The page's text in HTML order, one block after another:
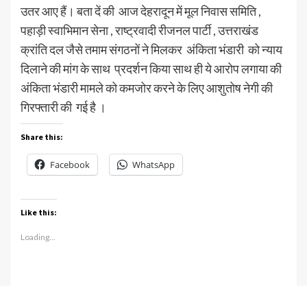
उतर आए हैं। बता दें की आज देहरादून में मूल निवास समिति ,
पहाड़ी स्वाभिमान सेना , राष्ट्रवादी रीजनल पार्टी , उत्तराखंड
क्रांति दल जैसे तमाम संगठनों ने मिलकर अंकिता भंडारी को न्याय
दिलाने की मांग के साथ प्रदर्शन किया साथ ही ये आरोप लगाया की
अंकिता भंडारी मामले को कमजोर करने के लिए आशुतोष नेगी की
गिरफ्तारी की गई है ।
Share this:
Facebook WhatsApp
Like this:
Loading...